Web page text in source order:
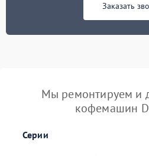
Заказать
Мы ремонтируем и
кофемашин
Серии